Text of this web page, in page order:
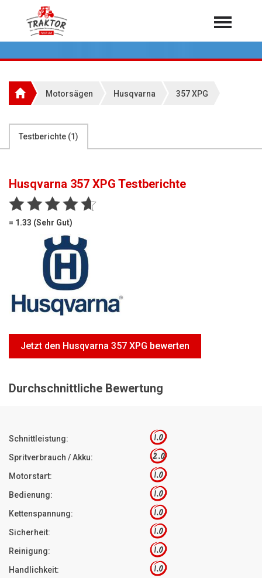
Home
Rundballenpressen
Teleskoplader
Freischneider
Jetzt Bewerten
Über 7.000 Testberichte
Motorsägen Husqvarna 357 XPG
Testberichte (1)
Husqvarna 357 XPG Testberichte
= 1.33 (Sehr Gut)
Jetzt den Husqvarna 357 XPG bewerten
Durchschnittliche Bewertung
Schnittleistung: 1.0
Spritverbrauch / Akku: 2.0
Motorstart: 1.0
Bedienung: 1.0
Kettenspannung: 1.0
Sicherheit: 1.0
Reinigung: 1.0
Handlichkeit: 1.0